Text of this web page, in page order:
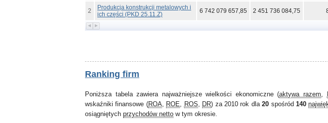
2
Produkcja konstrukcji metalowych i
ich części (PKD 25.11.Z)
6 742 079 657,85 2 451 736 084,75
Ranking firm
Poniższa tabela zawiera najważniejsze wielkości ekonomiczne (aktywa razem,
wskaźniki finansowe (ROA, ROE, ROS, DR) za 2010 rok dla20 spośród140
osiągniętych przychodów netto w tym okresie.